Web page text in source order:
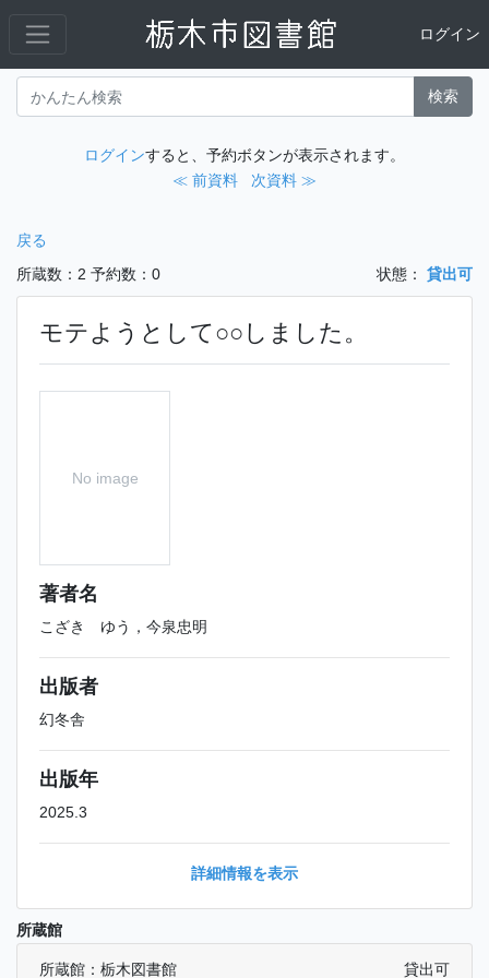
ログイン
検索
ログインすると、予約ボタンが表示されます。
≪ 前資料
次資料 ≫
戻る
所蔵数：2 予約数：0 状態： 貸出可
モテようとして○○しました。
No image
著者名
こざき ゆう，今泉忠明
出版者
幻冬舎
出版年
2025.3
詳細情報を表示
所蔵館
所蔵館：栃木図書館 貸出可